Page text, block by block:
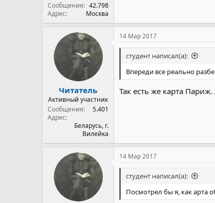
Сообщения
42.798
Адрес
Москва
Читатель
Активный участник
Сообщения
5.401
Адрес
Беларусь, г.
Вилейка
14 Мар 2017
студент написал(а):
Впереди все реально
Так есть же карта
14 Мар 2017
студент написал(а):
Посмотрел бы я, как арта